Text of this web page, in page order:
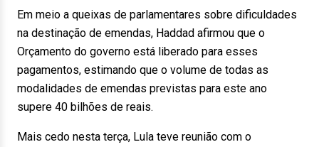
Em meio a queixas de parlamentares sobre dificuldades
na destinação de emendas, Haddad afirmou que o
Orçamento do governo está liberado para esses
pagamentos, estimando que o volume de todas as
modalidades de emendas previstas para este ano
supere 40 bilhões de reais.
Mais cedo nesta terça, Lula teve reunião com o